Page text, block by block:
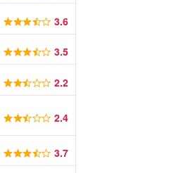
3.6
3.5
2.2
2.4
3.7